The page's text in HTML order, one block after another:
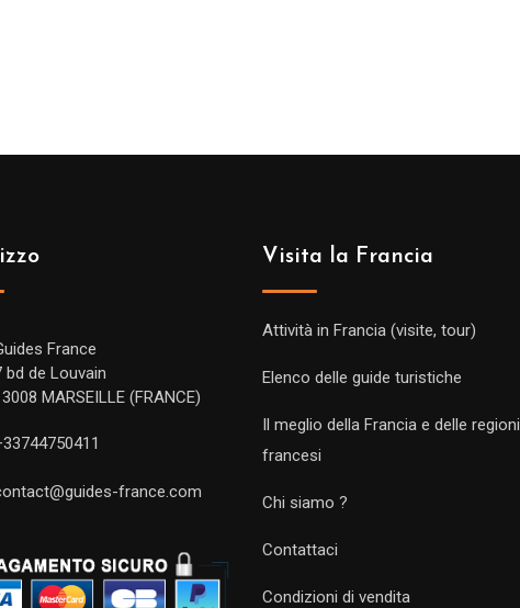
France
bd de Louvain
MARSEILLE (FRANCE)
france.com
Visita la Francia
Attività in Francia (visite, tour)
Elenco delle guide turistiche
Il meglio della Francia e delle regioni
francesi
Chi siamo ?
Contattaci
Condizioni di vendita